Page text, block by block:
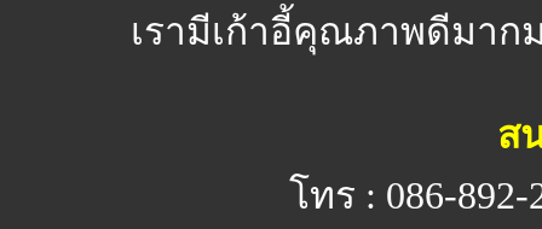
เรามีเก้าอี้คุณภาพดีมาก
ส
โทร : 086-892-